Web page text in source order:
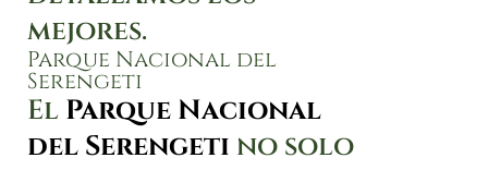
mejores.
Parque Nacional del
Serengeti
El Parque Nacional
del Serengeti no solo